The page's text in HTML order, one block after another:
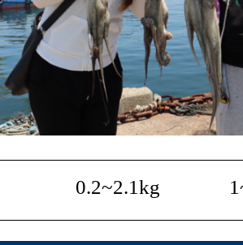
0.2~2.1kg